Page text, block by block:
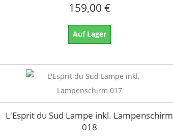
159,00 €
Auf Lager
L'Esprit du Sud Lampe inkl. Lampenschirm
018